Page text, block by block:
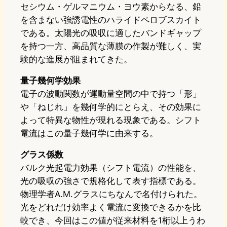
セシウム・ゲルマニウム・ヨウ素からなる、鉛
を含まない強誘電性のハライドペロブスカイト
である。太陽光の吸収に適したバンドギャップ
を持つ一方、高品質な薄膜の作製が難しく、実
験的な進展が阻まれてきた。
量子幾何学効果
電子の波動関数が運動量空間の中で持つ「形」
や「ねじれ」を幾何学的にとらえ、その効果に
よって特異な物性が現れる現象である。シフト
電流はこの量子幾何学に由来する。
グラス係数
バルク光起電力効果（シフト電流）の性能を、
光の吸収の強さで規格化して表す指標である。
物理学者A.M.グラスにちなんで名付けられた。
光をどれだけ効率よく電流に変換できるかを比
較でき、今回はこの値が従来材料を1桁以上うわ